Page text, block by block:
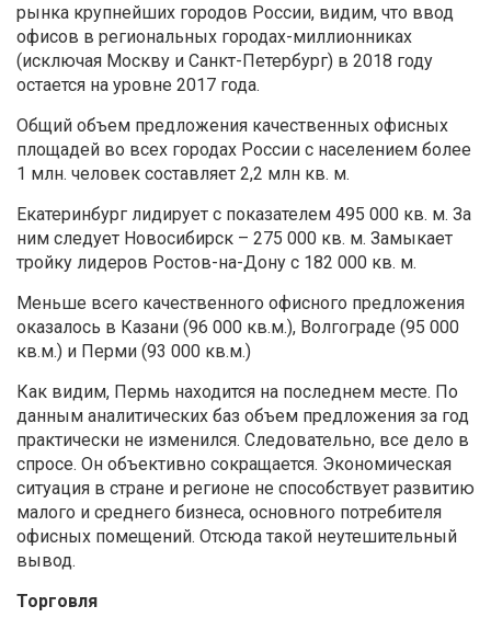
рынка крупнейших городов России, видим, что ввод
офисов в региональных городах-миллионниках
(исключая Москву и Санкт-Петербург) в 2018 году
остается на уровне 2017 года.
Общий объем предложения качественных офисных
площадей во всех городах России с населением более
1 млн. человек составляет 2,2 млн кв. м.
Екатеринбург лидирует с показателем 495 000 кв. м. За
ним следует Новосибирск – 275 000 кв. м. Замыкает
тройку лидеров Ростов-на-Дону с 182 000 кв. м.
Меньше всего качественного офисного предложения
оказалось в Казани (96 000 кв.м.), Волгограде (95 000
кв.м.) и Перми (93 000 кв.м.)
Как видим, Пермь находится на последнем месте. По
данным аналитических баз объем предложения за год
практически не изменился. Следовательно, все дело в
спросе. Он объективно сокращается. Экономическая
ситуация в стране и регионе не способствует развитию
малого и среднего бизнеса, основного потребителя
офисных помещений. Отсюда такой неутешительный
вывод.
Торговля